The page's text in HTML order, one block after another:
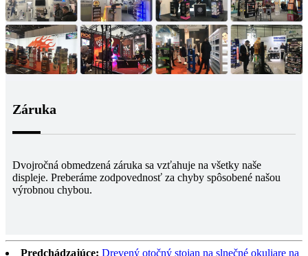
Záruka
Dvojročná obmedzená záruka sa vzťahuje na všetky naše
displeje. Preberáme zodpovednosť za chyby spôsobené našou
výrobnou chybou.
Predchádzajúce: Drevený otočný stojan na slnečné okuliare na